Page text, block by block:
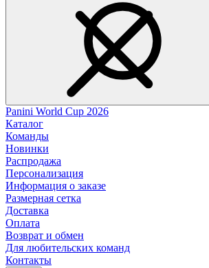
Panini World Cup 2026
Каталог
Команды
Новинки
Распродажа
Персонализация
Информация о заказе
Размерная сетка
Доставка
Оплата
Возврат и обмен
Для любительских команд
Контакты